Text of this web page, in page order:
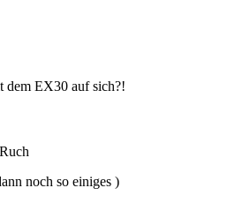
dem EX30 auf sich?!
noch so einiges )